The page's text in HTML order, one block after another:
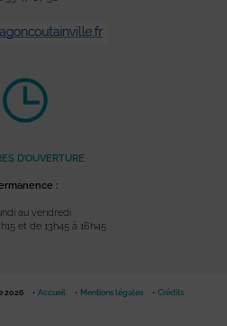
D’OUVERTURE
:
au vendredi
et de 13h45 à 16h45
2026 Accueil Mentions légales Crédits